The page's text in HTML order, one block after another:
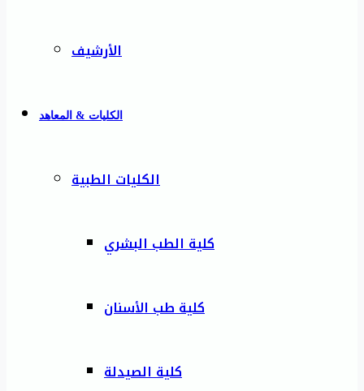
الأرشيف
الكليات & المعاهد
الكليات الطبية
كلية الطب البشري
كلية طب الأسنان
كلية الصيدلة